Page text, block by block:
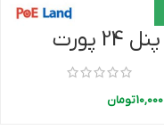
پچ پنل 24 پورت
10,000تومان